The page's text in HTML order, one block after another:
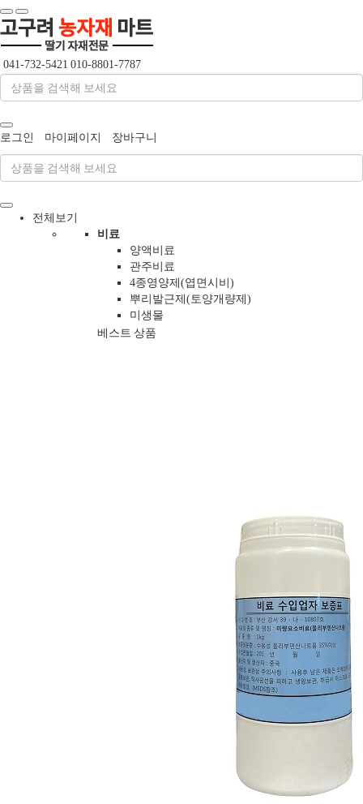
041-732-5421 010-8801-7787
로그인 마이페이지 장바구니
전체보기
비료
양액비료
관주비료
4종영양제(엽면시비)
뿌리발근제(토양개량제)
미생물
베스트 상품